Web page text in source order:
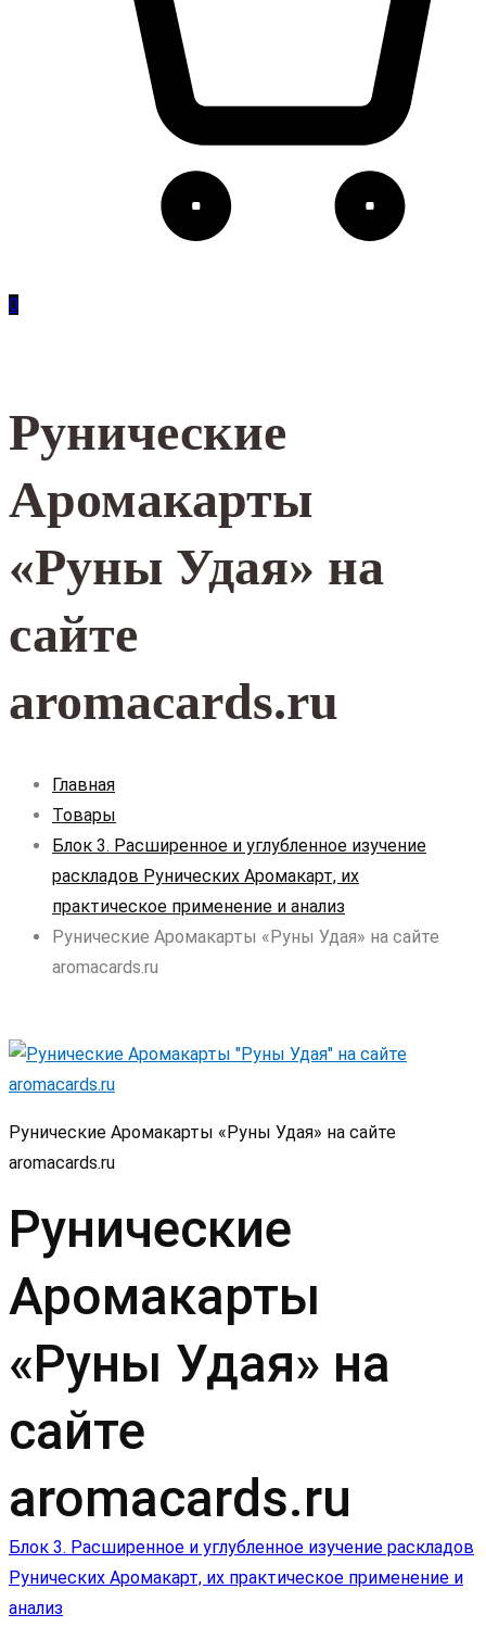
0
Рунические
Аромакарты
«Руны Удая» на
сайте
aromacards.ru
Главная
Товары
Блок 3. Расширенное и углубленное изучение
раскладов Рунических Аромакарт, их
практическое применение и анализ
Рунические Аромакарты «Руны Удая» на сайте
aromacards.ru
Рунические Аромакарты «Руны Удая» на сайте
aromacards.ru
Рунические
Аромакарты
«Руны Удая» на
сайте
aromacards.ru
Навигация
по
Блок 3. Расширенное и углубленное изучение раскладов
Рунических Аромакарт, их практическое применение и
анализ